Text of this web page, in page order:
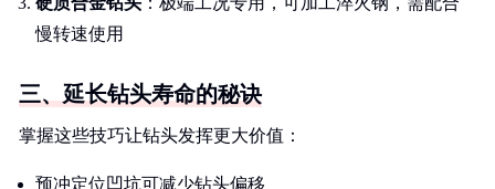
慢转速使用
三、延长钻头寿命的秘诀
掌握这些技巧让钻头发挥更大价值：
预冲定位凹坑可减少钻头偏移